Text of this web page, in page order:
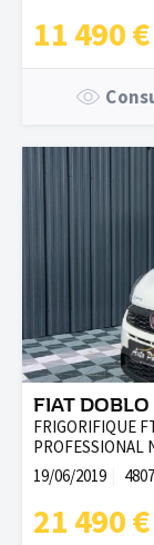
11 490 €
FIAT DOBLO
FRIGORIFIQUE
PROFESSIONAL
19/06/2019
21 490 €